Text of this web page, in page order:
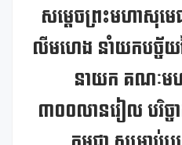
សម្តេចព្រះមហាសុម
លីមហេង នាំយកបច្
នាយក គណៈមហ
៣០០លានរៀល បរិច្